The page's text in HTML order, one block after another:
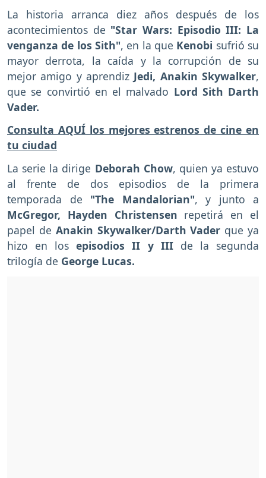
La historia arranca diez años después de los
acontecimientos de "Star Wars: Episodio III: La
venganza de los Sith", en la que Kenobi sufrió su
mayor derrota, la caída y la corrupción de su
mejor amigo y aprendiz Jedi, Anakin Skywalker,
que se convirtió en el malvado Lord Sith Darth
Vader.
Consulta AQUÍ los mejores estrenos de cine en
tu ciudad
La serie la dirige Deborah Chow, quien ya estuvo
al frente de dos episodios de la primera
temporada de "The Mandalorian", y junto a
McGregor, Hayden Christensen repetirá en el
papel de Anakin Skywalker/Darth Vader que ya
hizo en losepisodios II y III de la segunda
trilogía de George Lucas.